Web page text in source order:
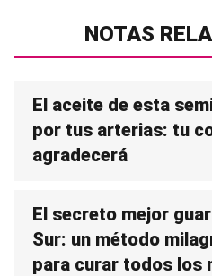
NOTAS
El aceite de esta
por tus arterias: tu
agradecerá
El secreto mejor
Sur: un método
para curar todos los